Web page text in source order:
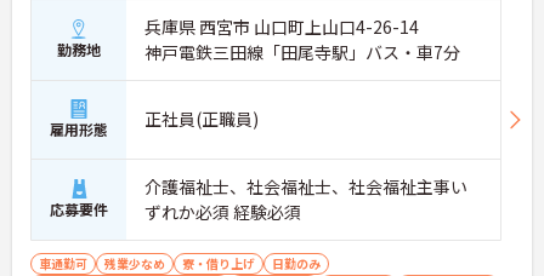
勤務地
兵庫県 西宮市 山口町上山口4-26-14
神戸電鉄三田線「田尾寺駅」バス・車7分
雇用形態 正社員(正職員)
応募要件
介護福祉士、社会福祉士、社会福祉主事い
ずれか必須 経験必須
車通勤可 残業少なめ 寮・借り上げ
日勤のみ